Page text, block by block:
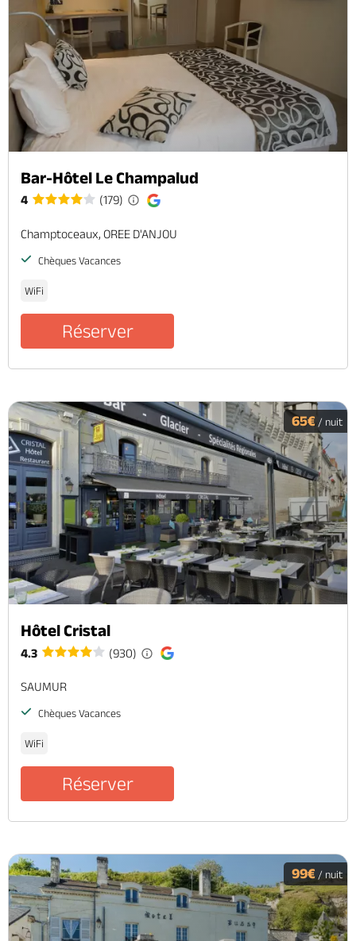
Bar-Hôtel Le Champalud
4 (179)
Champtoceaux, OREE D'ANJOU
Chèques Vacances
WiFi
Réserver
65€ / nuit
Hôtel Cristal
4.3 (930)
SAUMUR
Chèques Vacances
WiFi
Réserver
99€ / nuit